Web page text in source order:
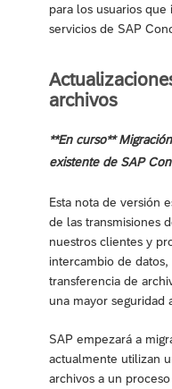
para los usuarios
servicios de SAP
archivos
**En curso**
existente de SAP
Esta nota de versión
de las transmisiones
nuestros clientes y
intercambio de datos,
transferencia de
una mayor seguridad
SAP empezará a
actualmente utilizan
archivos a un